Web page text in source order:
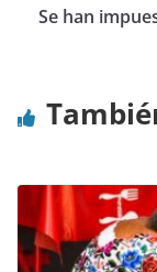
Se han